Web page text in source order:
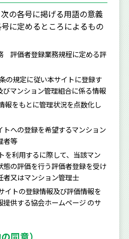
の各号に掲げる用語の意義
に定めるところによるもの
評価者登録業務規程に定める評
の規定に従い本サイトに登録す
びマンション管理組合に係る情報
報をもとに管理状況を点数化し
への登録を希望するマンション
者等
を利用するに際して、当該マン
態の評価を行う評価者登録を受け
者又はマンション管理士
イトの登録情報及び評価情報を
提供する協会ホームページ のサ
同意）